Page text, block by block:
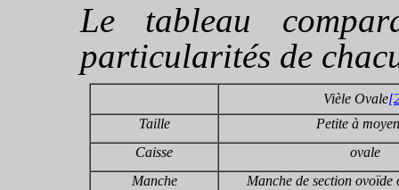
Le tableau
particularités de
Vièle Ovale
Taille
Petite à
Caisse
ovale
Manche
Manche de section ovoïde